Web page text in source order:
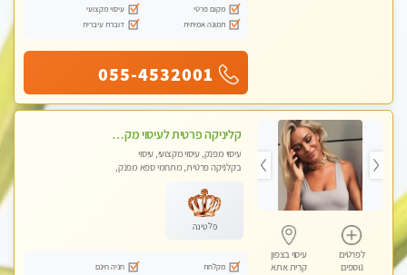
מקום פרטי
עיסוי מקצועי
תמונה אמיתית
דוברת עיברית
055-4532001
לפרטים
נוספים
עיסוי בצפון
קרית אתא
קליניקה פרטית לעיסוי מקצועי ואלטרנטיבי ברמה גבוהה VIP תתקשר ..... highly recommended..new in the city
עיסוי מפנק, עיסוי מקצועי, עיסוי
בקלניקה פרטית, מתחמי ספא מפנק,
טנטרה, עיסוי מגבר לגבר, עיסוי מגבר
לאישה
פלטינה
מקלחת
חניה חינם